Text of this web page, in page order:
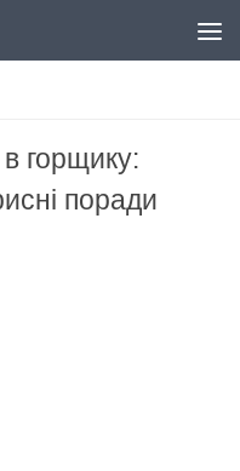
горщику:
поради